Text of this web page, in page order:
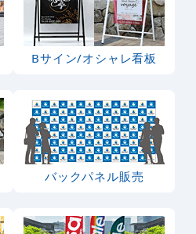
Bサイン/オシャレ看板
バックパネル販売